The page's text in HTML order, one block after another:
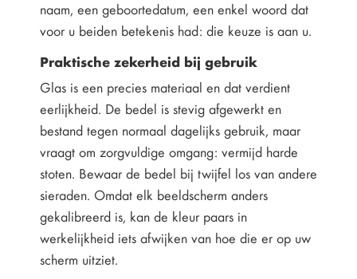
naam, een geboortedatum, een enkel woord dat
voor u beiden betekenis had: die keuze is aan u.
Praktische zekerheid bij gebruik
Glas is een precies materiaal en dat verdient
eerlijkheid. De bedel is stevig afgewerkt en
bestand tegen normaal dagelijks gebruik, maar
vraagt om zorgvuldige omgang: vermijd harde
stoten. Bewaar de bedel bij twijfel los van andere
sieraden. Omdat elk beeldscherm anders
gekalibreerd is, kan de kleur paars in
werkelijkheid iets afwijken van hoe die er op uw
scherm uitziet.